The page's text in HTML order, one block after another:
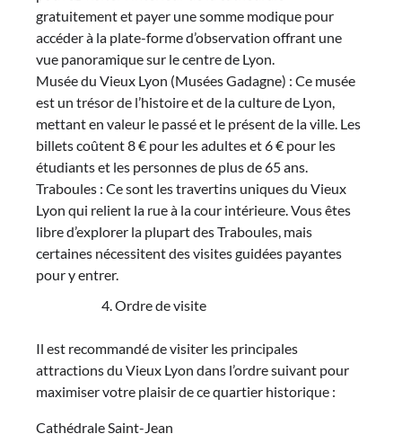
gratuitement et payer une somme modique pour
accéder à la plate-forme d’observation offrant une
vue panoramique sur le centre de Lyon.
Musée du Vieux Lyon (Musées Gadagne) : Ce musée
est un trésor de l’histoire et de la culture de Lyon,
mettant en valeur le passé et le présent de la ville. Les
billets coûtent 8 € pour les adultes et 6 € pour les
étudiants et les personnes de plus de 65 ans.
Traboules : Ce sont les travertins uniques du Vieux
Lyon qui relient la rue à la cour intérieure. Vous êtes
libre d’explorer la plupart des Traboules, mais
certaines nécessitent des visites guidées payantes
pour y entrer.
Ordre de visite
Il est recommandé de visiter les principales
attractions du Vieux Lyon dans l’ordre suivant pour
maximiser votre plaisir de ce quartier historique :
Cathédrale Saint-Jean